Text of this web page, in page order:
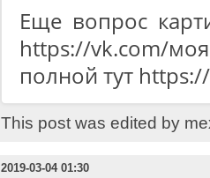
Еще вопрос
https://vk.com/
полной тут
This post was edited by
2019-03-04 01:30